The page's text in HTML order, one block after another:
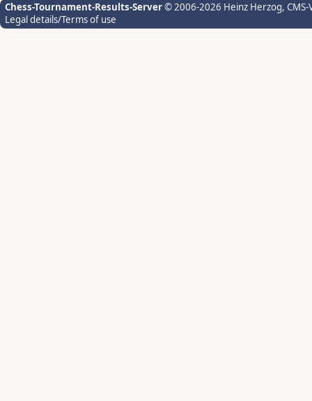
Chess-Tournament-Results-Server© 2006-2026 Heinz Herzog,
Legal details/Terms of use